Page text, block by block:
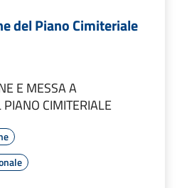
del Piano Cimiteriale
E MESSA A
CIMITERIALE